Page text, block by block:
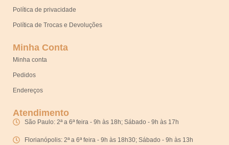
Política de privacidade
Política de Trocas e Devoluções
Minha Conta
Minha conta
Pedidos
Endereços
Atendimento
São Paulo: 2ª a 6ª feira - 9h às 18h; Sábado - 9h às 17h
Florianópolis: 2ª a 6ª feira - 9h às 18h30; Sábado - 9h às 13h